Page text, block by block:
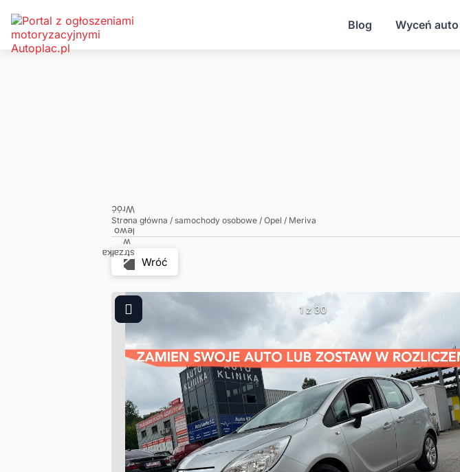
Blog Wyceń auto
Strona główna / samochody osobowe / Opel / Meriva
Wróć
1 z 30